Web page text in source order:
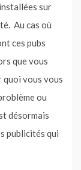
sur
Au cas où
ces pubs
que vous
quoi vous vous
ou
désormais
publicités qui